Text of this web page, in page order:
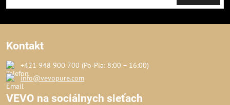
Kontakt
+421 948 900 700 (Po‑Pia: 8:00 – 16:00)
info@vevopure.com
VEVO na sociálnych sieťach